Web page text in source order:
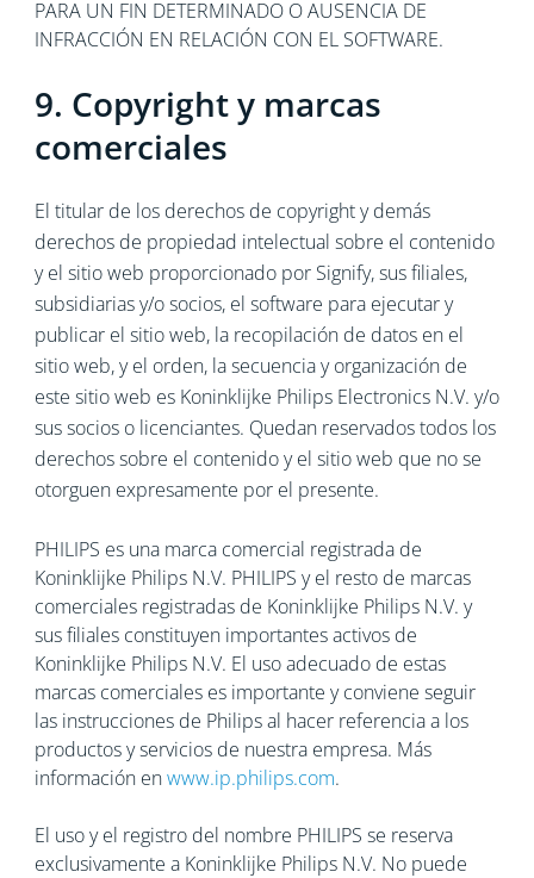
PARA UN FIN DETERMINADO O AUSENCIA DE
INFRACCIÓN EN RELACIÓN CON EL SOFTWARE.
9. Copyright y marcas
comerciales
El titular de los derechos de copyright y demás
derechos de propiedad intelectual sobre el contenido
y el sitio web proporcionado por Signify, sus filiales,
subsidiarias y/o socios, el software para ejecutar y
publicar el sitio web, la recopilación de datos en el
sitio web, y el orden, la secuencia y organización de
este sitio web es Koninklijke Philips Electronics N.V. y/o
sus socios o licenciantes. Quedan reservados todos los
derechos sobre el contenido y el sitio web que no se
otorguen expresamente por el presente.
PHILIPS es una marca comercial registrada de
Koninklijke Philips N.V. PHILIPS y el resto de marcas
comerciales registradas de Koninklijke Philips N.V. y
sus filiales constituyen importantes activos de
Koninklijke Philips N.V. El uso adecuado de estas
marcas comerciales es importante y conviene seguir
las instrucciones de Philips al hacer referencia a los
productos y servicios de nuestra empresa. Más
información enwww.ip.philips.com.
El uso y el registro del nombre PHILIPS se reserva
exclusivamente a Koninklijke Philips N.V. No puede